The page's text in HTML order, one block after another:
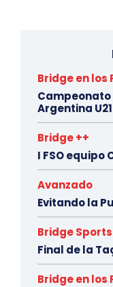
Bridge en los
Campeonato
Argentina U21
Bridge ++
I FSO equipo
Avanzado
Evitando la
Bridge Sports
Final de la
Bridge en los